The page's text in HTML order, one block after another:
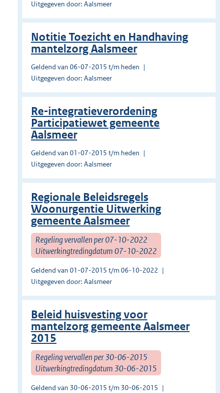
Uitgegeven door: Aalsmeer
Notitie Toezicht en Handhaving
mantelzorg Aalsmeer
Geldend van 06-07-2015 t/m heden
Uitgegeven door: Aalsmeer
Re-integratieverordening
Participatiewet gemeente
Aalsmeer
Geldend van 01-07-2015 t/m heden
Uitgegeven door: Aalsmeer
Regionale Beleidsregels
Woonurgentie Uitwerking
gemeente Aalsmeer
Regeling vervallen per 07-10-2022
Uitwerkingtredingdatum 07-10-2022
Geldend van 01-07-2015 t/m 06-10-2022
Uitgegeven door: Aalsmeer
Beleid huisvesting voor
mantelzorg gemeente Aalsmeer
2015
Regeling vervallen per 30-06-2015
Uitwerkingtredingdatum 30-06-2015
Geldend van 30-06-2015 t/m 30-06-2015